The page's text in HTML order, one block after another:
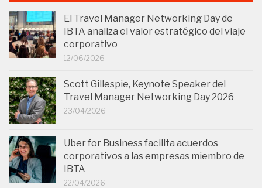
El Travel Manager Networking Day de
IBTA analiza el valor estratégico del viaje
corporativo
12/06/2026
Scott Gillespie, Keynote Speaker del
Travel Manager Networking Day 2026
23/04/2026
Uber for Business facilita acuerdos
corporativos a las empresas miembro de
IBTA
22/04/2026